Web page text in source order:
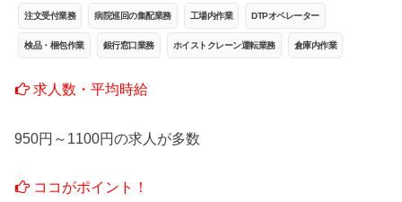
注文受付業務 病院巡回の集配業務 工場内作業 DTPオペレーター
検品・梱包作業 銀行窓口業務 ホイストクレーン運転業務 倉庫内作業
求人数・平均時給
950円～1100円の求人が多数
ココがポイント！